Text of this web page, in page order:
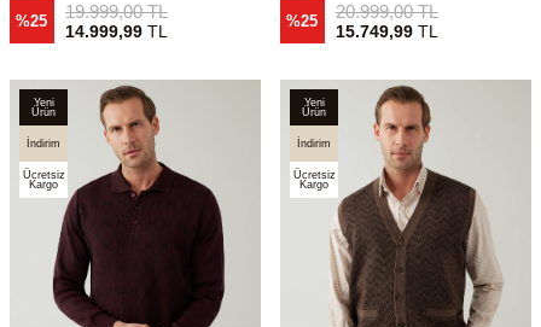
%25 19.999,00TL
14.999,99TL
%25 20.999,00TL
15.749,99TL
Yeni
Ürün
İndirim
Ücretsiz
Kargo
Yeni
Ürün
İndirim
Ücretsiz
Kargo